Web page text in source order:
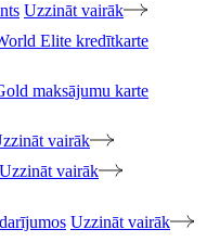
Uzzināt vairāk
Elite kredītkarte
maksājumu karte
vairāk
Uzzināt vairāk
Uzzināt vairāk